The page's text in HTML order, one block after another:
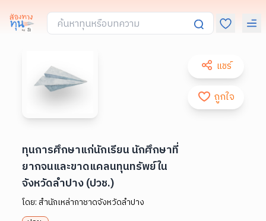
แชร์
ถูกใจ
ทุนการศึกษาแก่นักเรียน นักศึกษาที่
ยากจนและขาดแคลนทุนทรัพย์ใน
จังหวัดลำปาง (ปวช.)
โดย:สำนักเหล่ากาชาดจังหวัดลำปาง